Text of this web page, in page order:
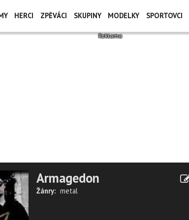
HERCI ZPĚVÁCI SKUPINY MODELKY SPORTOVCI
Armagedon
Žánry: metal